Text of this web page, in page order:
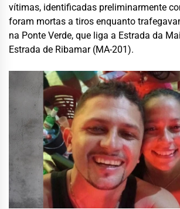
vítimas, identificadas preliminarmente
foram mortas a tiros enquanto
na Ponte Verde, que liga a Estrada da
Estrada de Ribamar (MA-201).